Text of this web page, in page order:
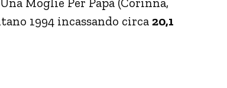
1994 incassando circa 20,1